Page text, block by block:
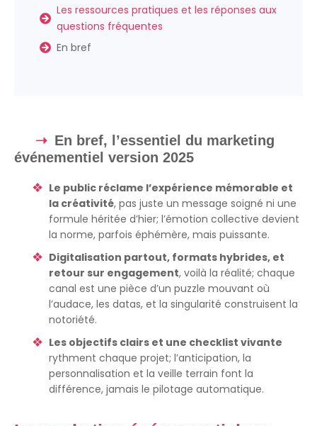
Les ressources pratiques et les réponses aux
questions fréquentes
En bref
En bref, l’essentiel du marketing
événementiel version 2025
Le public réclame l’expérience mémorable et
la créativité, pas juste un message soigné ni une
formule héritée d’hier; l’émotion collective devient
la norme, parfois éphémère, mais puissante.
Digitalisation partout, formats hybrides, et
retour sur engagement, voilà la réalité; chaque
canal est une pièce d’un puzzle mouvant où
l’audace, les datas, et la singularité construisent la
notoriété.
Les objectifs clairs et une checklist vivante
rythment chaque projet; l’anticipation, la
personnalisation et la veille terrain font la
différence, jamais le pilotage automatique.